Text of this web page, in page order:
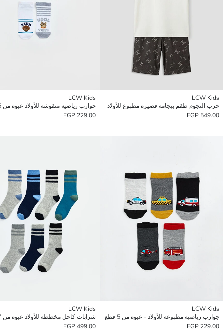
LCW Kids
حرب النجوم طقم بيجامة قصيرة مطبوع للأولاد
549.00 EGP
LCW Kids
جوارب رياضية منقوشة للأولاد عبوة من 5 قطع
229.00 EGP
LCW Kids
جوارب رياضية مطبوعة للأولاد - عبوة من 5 قطع
229.00 EGP
LCW Kids
شرابات كاحل مخططة للأولاد عبوة من 7 قطع
499.00 EGP